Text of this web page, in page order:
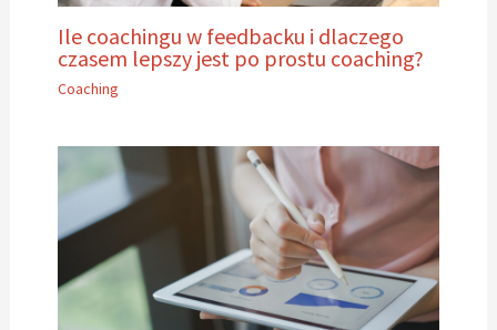
Ile coachingu w feedbacku i dlaczego
czasem lepszy jest po prostu coaching?
Coaching